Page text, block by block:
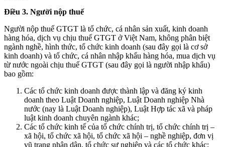
Điều 3. Người nộp thuế
Người nộp thuế GTGT là tổ chức, cá nhân sản xuất, kinh doanh
hàng hóa, dịch vụ chịu thuế GTGT ở Việt Nam, không phân biệt
ngành nghề, hình thức, tổ chức kinh doanh (sau đây gọi là cơ sở
kinh doanh) và tổ chức, cá nhân nhập khẩu hàng hóa, mua dịch vụ
từ nước ngoài chịu thuế GTGT (sau đây gọi là người nhập khẩu)
bao gồm:
Các tổ chức kinh doanh được thành lập và đăng ký kinh
doanh theo Luật Doanh nghiệp, Luật Doanh nghiệp Nhà
nước (nay là Luật Doanh nghiệp), Luật Hợp tác xã và pháp
luật kinh doanh chuyên ngành khác;
Các tổ chức kinh tế của tổ chức chính trị, tổ chức chính trị –
xã hội, tổ chức xã hội, tổ chức xã hội – nghề nghiệp, đơn vị
vũ trang nhân dân, tổ chức sự nghiệp và các tổ chức khác;